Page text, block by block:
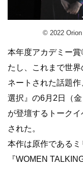
© 2022
本年度アカデミー
たし、これまで世
ネートされた話題
選択』の6月2日（
が登壇するトーク
された。
本作は原作である
『WOMEN